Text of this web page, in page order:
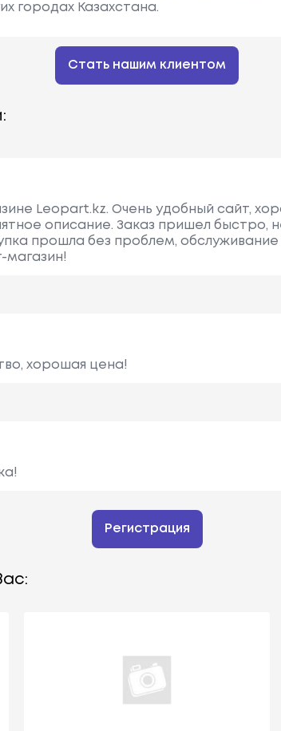
городах Казахстана.
Стать нашим клиентом
Leopart.kz. Очень удобный сайт,
описание. Заказ пришел быстро,
прошла без проблем,
магазин!
хорошая цена!
Регистрация